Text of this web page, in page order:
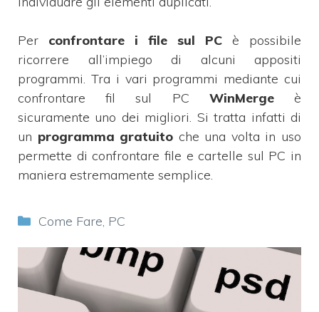
Per confrontare i file sul PC è possibile
ricorrere all’impiego di alcuni appositi
programmi. Tra i vari programmi mediante cui
confrontare fil sul PC WinMergeè
sicuramente uno dei migliori. Si tratta infatti di
un programma gratuito che una volta in uso
permette di confrontare file e cartelle sul PC in
maniera estremamente semplice.
Categorie
Come Fare, PC